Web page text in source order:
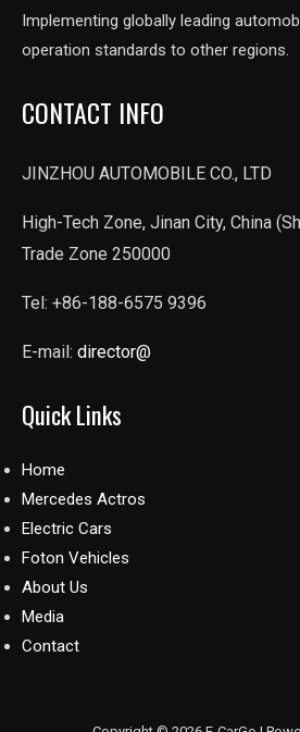
Implementing globally leading
operation standards to other regions.
CONTACT INFO
JINZHOU AUTOMOBILE CO., LTD
High-Tech Zone, Jinan City, China
Trade Zone 250000
Tel: +86-188-6575 9396
E-mail: director@
Quick Links
Home
Mercedes Actros
Electric Cars
Foton Vehicles
About Us
Media
Contact